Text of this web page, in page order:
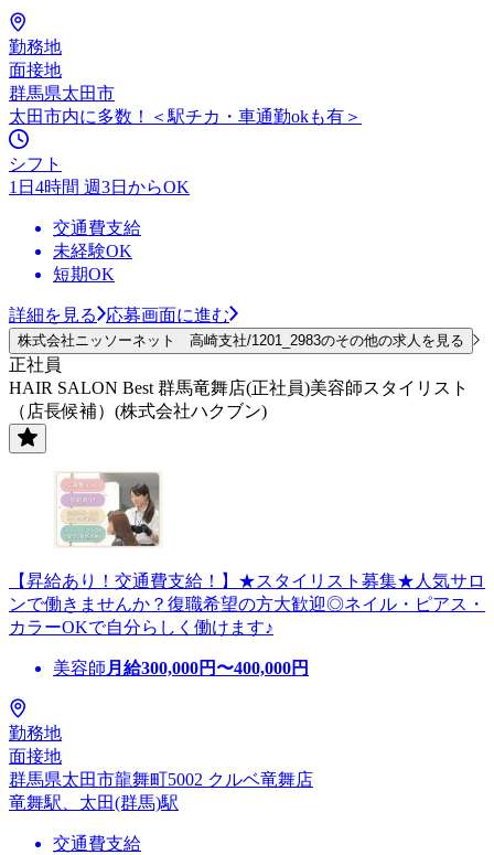
勤務地
面接地
群馬県太田市
太田市内に多数！＜駅チカ・車通勤okも有＞
シフト
1日4時間 週3日からOK
交通費支給
未経験OK
短期OK
詳細を見る 応募画面に進む
株式会社ニッソーネット 高崎支社/1201_2983のその他の求人を見る
正社員
HAIR SALON Best 群馬竜舞店(正社員)美容師スタイリスト
（店長候補）(株式会社ハクブン)
【昇給あり！交通費支給！】★スタイリスト募集★人気サロ
ンで働きませんか？復職希望の方大歓迎◎ネイル・ピアス・
カラーOKで自分らしく働けます♪
美容師 月給300,000円〜400,000円
勤務地
面接地
群馬県太田市龍舞町5002 クルベ竜舞店
竜舞駅、太田(群馬)駅
交通費支給